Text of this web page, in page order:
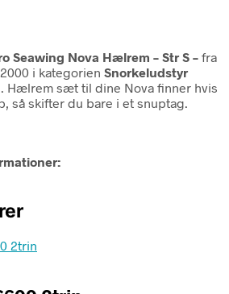
Seawing Nova Hælrem – Str S – fra
i kategorien Snorkeludstyr
. Hælrem sæt til dine Nova finner hvis
så skifter du bare i et snuptag.